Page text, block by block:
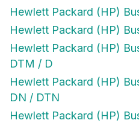
Hewlett Packard (HP)
Hewlett Packard (HP)
Hewlett Packard (HP)
DTM / D
Hewlett Packard (HP)
DN / DTN
Hewlett Packard (HP)